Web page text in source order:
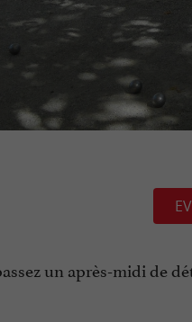
un après-midi de